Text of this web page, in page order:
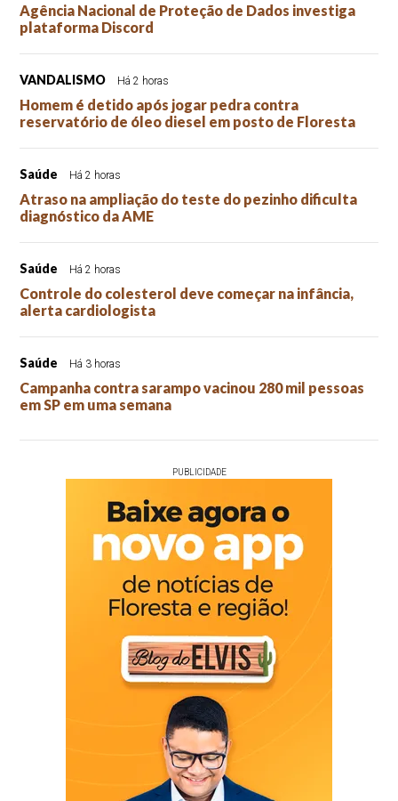
Agência Nacional de Proteção de Dados investiga
plataforma Discord
VANDALISMO Há 2 horas
Homem é detido após jogar pedra contra
reservatório de óleo diesel em posto de Floresta
Saúde Há 2 horas
Atraso na ampliação do teste do pezinho dificulta
diagnóstico da AME
Saúde Há 2 horas
Controle do colesterol deve começar na infância,
alerta cardiologista
Saúde Há 3 horas
Campanha contra sarampo vacinou 280 mil pessoas
em SP em uma semana
PUBLICIDADE